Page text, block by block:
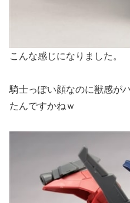
こんな感じになりました。
騎士っぽい顔なのに獣感が
たんですかねｗ